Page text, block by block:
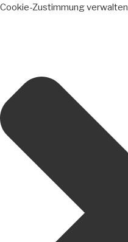
Cookie-Zustimmung verwalten